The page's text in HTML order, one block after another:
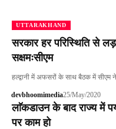
UTTARAKHAND
सरकार हर परिस्थिति से
सक्षमःसीएम
हल्द्वानी में अफसरों के साथ बैठक में सीएम
devbhoomimedia25/May/2020
लाॅकडाउन के बाद राज्य में
पर काम हो